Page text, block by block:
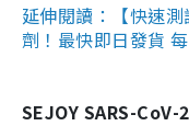
延伸閱讀：【快速
劑！最快即日發貨
SEJOY SARS-CoV-